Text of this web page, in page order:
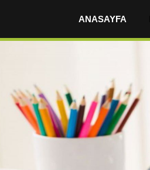
ANASAYFA